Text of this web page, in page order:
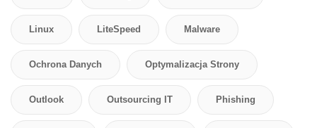
Linux LiteSpeed Malware
Ochrona Danych Optymalizacja Strony
Outlook Outsourcing IT Phishing